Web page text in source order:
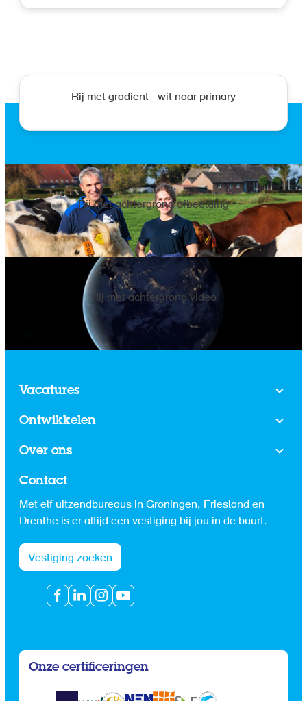
Rij met gradient - wit naar primary
Rij met achtergrond afbeelding
Rij met achtergrond video
Vacatures
Ontwikkelen
Over ons
Contact
Met elf uitzendbureaus in Groningen, Friesland en
Drenthe is er altijd een vestiging bij jou in de buurt.
Vestiging zoeken
Onze certificeringen